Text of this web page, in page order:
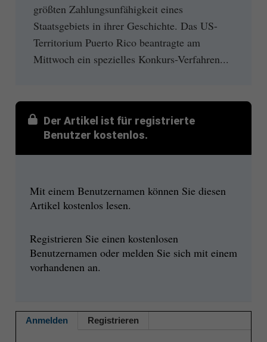
größten Zahlungsunfähigkeit eines
Staatsgebiets in ihrer Geschichte. Das US-
Territorium Puerto Rico beantragte am
Mittwoch ein spezielles Konkurs-Verfahren...
Der Artikel ist für registrierte
Benutzer kostenlos.
Mit einem Benutzernamen können Sie diesen
Artikel kostenlos lesen.
Registrieren Sie einen kostenlosen
Benutzernamen oder melden Sie sich mit einem
vorhandenen an.
Anmelden Registrieren